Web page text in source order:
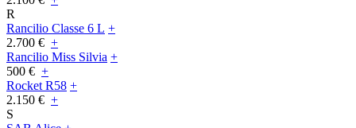
R
Rancilio Classe 6 L +
2.700 € +
Rancilio Miss Silvia +
500 € +
Rocket R58 +
2.150 € +
S